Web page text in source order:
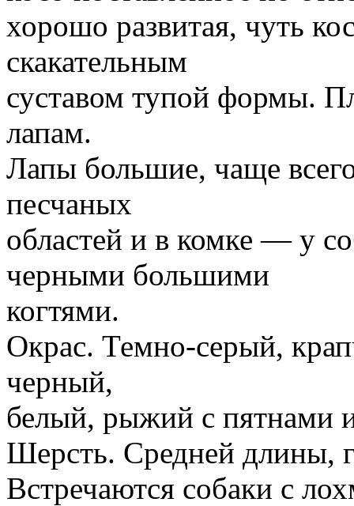
хорошо развитая, чуть
скакательным
суставом тупой формы.
лапам.
Лапы большие, чаще
песчаных
областей и в комке — у
черными большими
когтями.
Окрас. Темно-серый,
черный,
белый, рыжий с пятнами
Шерсть. Средней длины,
Встречаются собаки с